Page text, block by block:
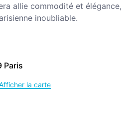
Paris
la carte
allie commodité et élégance,
inoubliable.